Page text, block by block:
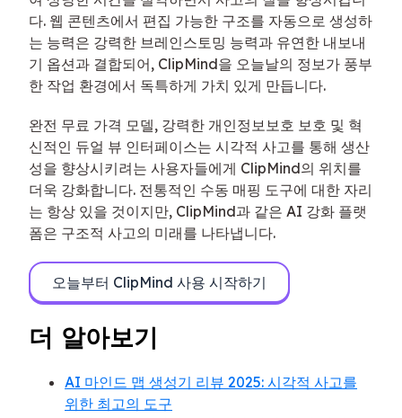
다. 웹 콘텐츠에서 편집 가능한 구조를 자동으로 생성하
는 능력은 강력한 브레인스토밍 능력과 유연한 내보내
기 옵션과 결합되어, ClipMind을 오늘날의 정보가 풍부
한 작업 환경에서 독특하게 가치 있게 만듭니다.
완전 무료 가격 모델, 강력한 개인정보보호 보호 및 혁
신적인 듀얼 뷰 인터페이스는 시각적 사고를 통해 생산
성을 향상시키려는 사용자들에게 ClipMind의 위치를
더욱 강화합니다. 전통적인 수동 매핑 도구에 대한 자리
는 항상 있을 것이지만, ClipMind과 같은 AI 강화 플랫
폼은 구조적 사고의 미래를 나타냅니다.
오늘부터 ClipMind 사용 시작하기
더 알아보기
AI 마인드 맵 생성기 리뷰 2025: 시각적 사고를
위한 최고의 도구